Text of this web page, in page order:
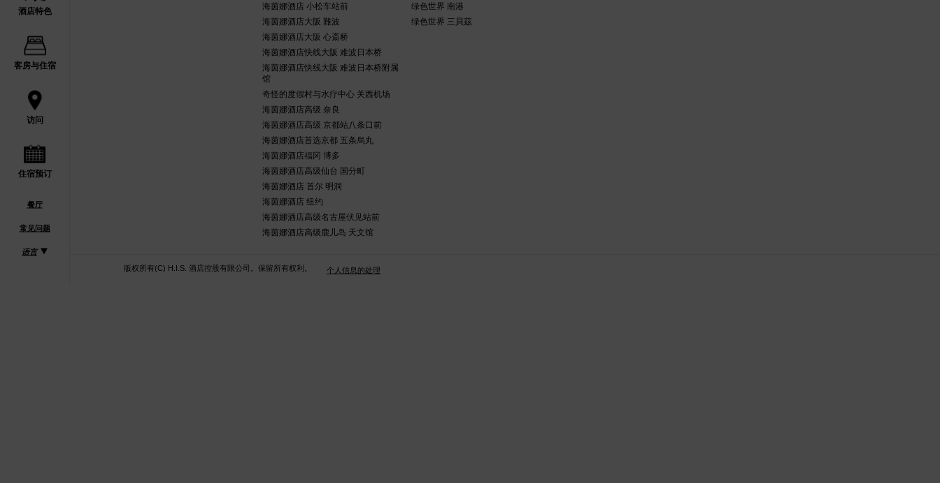
酒店特色
客房与住宿
访问
住宿预订
餐厅
常见问题
语言
海茵娜酒店 小松车站前
海茵娜酒店大阪 難波
海茵娜酒店大阪 心斎桥
海茵娜酒店快线大阪 难波日本桥
海茵娜酒店快线大阪 难波日本桥附属
馆
奇怪的度假村与水疗中心 关西机场
海茵娜酒店高级 奈良
海茵娜酒店高级 京都站八条口前
海茵娜酒店首选京都 五条烏丸
海茵娜酒店福冈 博多
海茵娜酒店高级仙台 国分町
海茵娜酒店 首尔 明洞
海茵娜酒店 纽约
海茵娜酒店高级名古屋伏见站前
海茵娜酒店高级鹿儿岛 天文馆
绿色世界 南港
绿色世界 三貝茲
版权所有(C) H.I.S. 酒店控股有限公司。保留所有权利。 个人信息的处理